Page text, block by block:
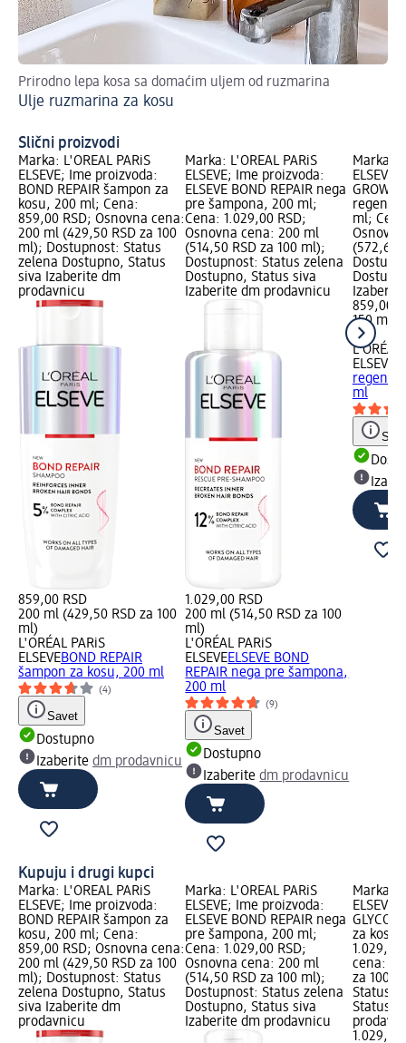
Prirodno lepa kosa sa domaćim uljem od ruzmarina
Ulje ruzmarina za kosu
Slični proizvodi
Marka: L'ORÉAL PARiS
ELSEVE; Ime proizvoda:
BOND REPAIR šampon za
kosu, 200 ml; Cena:
859,00 RSD; Osnovna cena:
200 ml (429,50 RSD za 100
ml); Dostupnost: Status
zelena Dostupno, Status
siva Izaberite dm
prodavnicu
859,00 RSD
200 ml (429,50 RSD za 100
ml)
L'ORÉAL PARiS
ELSEVEBOND REPAIR
šampon za kosu, 200 ml
(4)
Savet
Dostupno
Izaberite dm prodavnicu
Marka: L'ORÉAL PARiS
ELSEVE; Ime proizvoda:
ELSEVE BOND REPAIR nega
pre šampona, 200 ml;
Cena: 1.029,00 RSD;
Osnovna cena: 200 ml
(514,50 RSD za 100 ml);
Dostupnost: Status zelena
Dostupno, Status siva
Izaberite dm prodavnicu
1.029,00 RSD
200 ml (514,50 RSD za 100
ml)
L'ORÉAL PARiS
ELSEVEELSEVE BOND
REPAIR nega pre šampona,
200 ml
(9)
Savet
Dostupno
Izaberitedm prodavnicu
Marka:
ml;
(572,67
859,00
150 ml
ml)
L'ORÉAL
ELSEVE
ml
Kupuju i drugi kupci
Marka: L'ORÉAL PARiS
ELSEVE; Ime proizvoda:
BOND REPAIR šampon za
kosu, 200 ml; Cena:
859,00 RSD; Osnovna cena:
200 ml (429,50 RSD za 100
ml); Dostupnost: Status
zelena Dostupno, Status
siva Izaberite dm
prodavnicu
Marka: L'ORÉAL PARiS
ELSEVE; Ime proizvoda:
ELSEVE BOND REPAIR nega
pre šampona, 200 ml;
Cena: 1.029,00 RSD;
Osnovna cena: 200 ml
(514,50 RSD za 100 ml);
Dostupnost: Status zelena
Dostupno, Status siva
Izaberite dm prodavnicu
Marka:
za kosu,
1.029,00
cena:
za 100
Status
Status
1.029,00